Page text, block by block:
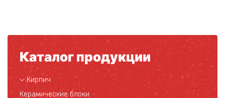
Каталог продукции
Кирпич
Керамические блоки